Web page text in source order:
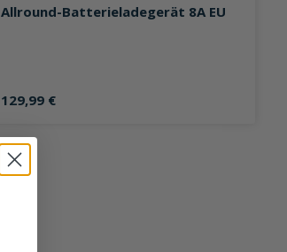
Allround-Batterieladegerät 8A EU
129,99 €